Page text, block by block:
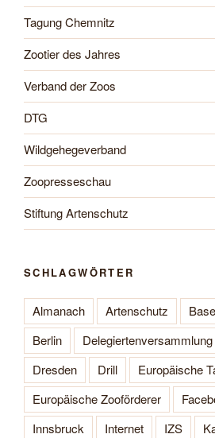
Tagung Chemnitz
Zootier des Jahres
Verband der Zoos
DTG
Wildgehegeverband
Zoopresseschau
Stiftung Artenschutz
SCHLAGWÖRTER
Almanach Artenschutz
Berlin
Delegiertenversammlung
Dresden
Drill
Europäische
Europäische Zooförderer
Innsbruck
Internet IZS